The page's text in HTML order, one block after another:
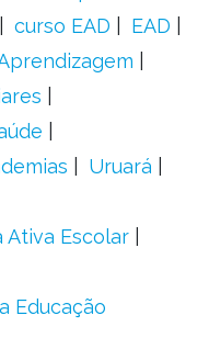
curso EAD
EAD
Uruará
Ativa Escolar
Educação